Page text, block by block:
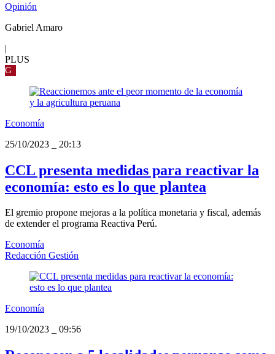
Opinión
Gabriel Amaro
|
PLUS
G
Economía
25/10/2023
20:13
CCL presenta medidas para reactivar la
economía: esto es lo que plantea
El gremio propone mejoras a la política monetaria y fiscal, además
de extender el programa Reactiva Perú.
Economía
Redacción Gestión
Economía
19/10/2023
09:56